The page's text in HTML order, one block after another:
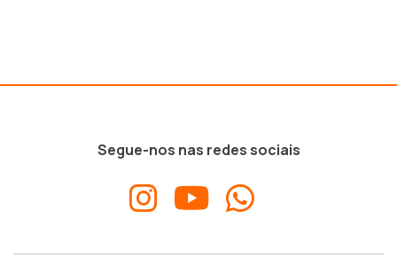
Segue-nos nas redes sociais